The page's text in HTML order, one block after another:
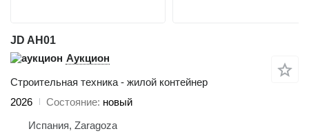
JD AH01
Аукцион
Строительная техника - жилой контейнер
2026
Состояние новый
Испания, Zaragoza